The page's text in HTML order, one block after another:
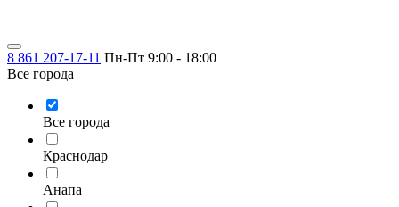
8 861 207-17-11 Пн-Пт 9:00 - 18:00
Все города
Все города
Краснодар
Анапа